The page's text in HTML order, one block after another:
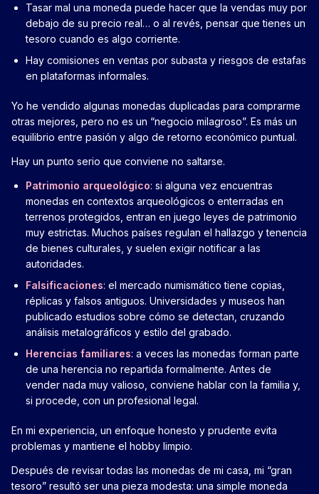
Tasar mal una moneda puede hacer que la vendas muy por
debajo de su precio real… o al revés, pensar que tienes un
tesoro cuando es algo corriente.
Hay comisiones en ventas por subasta y riesgos de estafas
en plataformas informales.
Yo he vendido algunas monedas duplicadas para comprarme
otras mejores, pero no es un “negocio milagroso”. Es más un
equilibrio entre pasión y algo de retorno económico puntual.
Hay un punto serio que conviene no saltarse.
Patrimonio arqueológico: si alguna vez encuentras
monedas en contextos arqueológicos o enterradas en
terrenos protegidos, entran en juego leyes de patrimonio
muy estrictas. Muchos países regulan el hallazgo y tenencia
de bienes culturales, y suelen exigir notificar a las
autoridades.
Falsificaciones: el mercado numismático tiene copias,
réplicas y falsos antiguos. Universidades y museos han
publicado estudios sobre cómo se detectan, cruzando
análisis metalográficos y estilo del grabado.
Herencias familiares: a veces las monedas forman parte
de una herencia no repartida formalmente. Antes de
vender nada muy valioso, conviene hablar con la familia y,
si procede, con un profesional legal.
En mi experiencia, un enfoque honesto y prudente evita
problemas y mantiene el hobby limpio.
Después de revisar todas las monedas de mi casa, mi “gran
tesoro” resultó ser una pieza modesta: una simple moneda